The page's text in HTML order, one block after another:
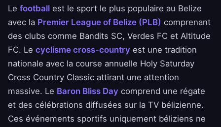
Le football est le sport le plus populaire au Belize
avec la Premier League of Belize (PLB) comprenant
des clubs comme Bandits SC, Verdes FC et Altitude
FC. Le cyclisme cross-country est une tradition
nationale avec la course annuelle Holy Saturday
Cross Country Classic attirant une attention
massive. Le Baron Bliss Day comprend une régate
et des célébrations diffusées sur la TV bélizienne.
Ces événements sportifs uniquement béliziens ne